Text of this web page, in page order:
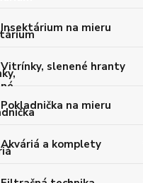
Insektárium na mieru
Vitrínky, slenené hranty
Pokladnička na mieru
Akváriá a komplety